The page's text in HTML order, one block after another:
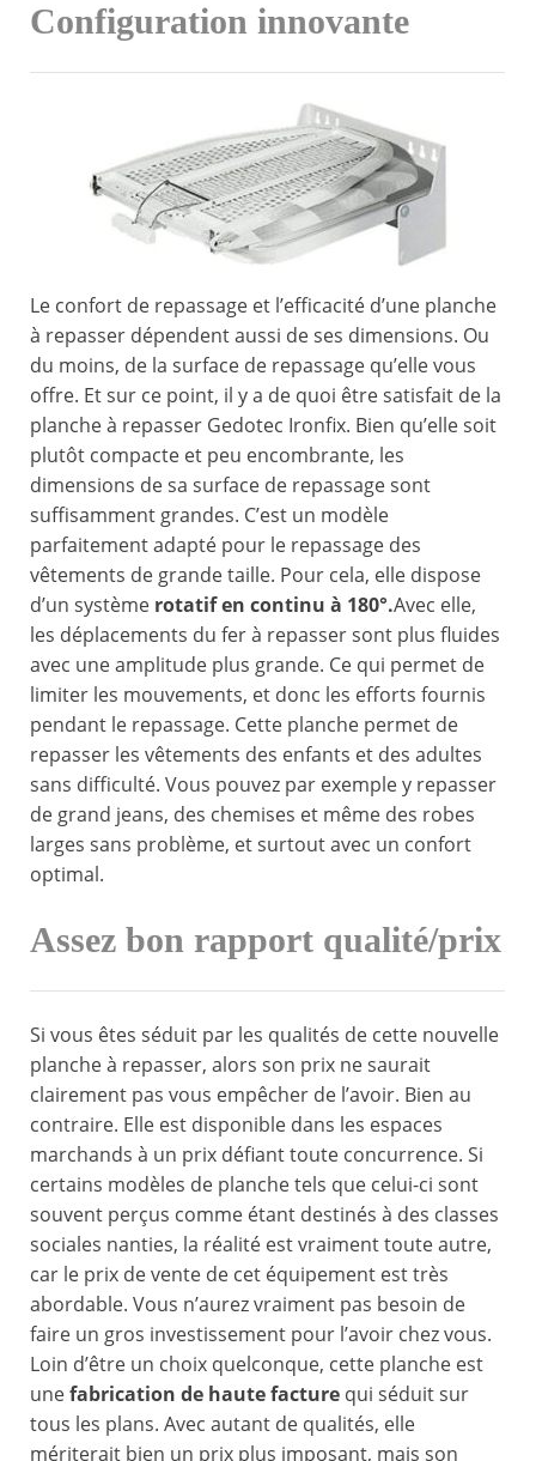
Configuration innovante
Le confort de repassage et l’efficacité d’une planche
à repasser dépendent aussi de ses dimensions. Ou
du moins, de la surface de repassage qu’elle vous
offre. Et sur ce point, il y a de quoi être satisfait de la
planche à repasser Gedotec Ironfix. Bien qu’elle soit
plutôt compacte et peu encombrante, les
dimensions de sa surface de repassage sont
suffisamment grandes. C’est un modèle
parfaitement adapté pour le repassage des
vêtements de grande taille. Pour cela, elle dispose
d’un système rotatif en continu à 180°.Avec elle,
les déplacements du fer à repasser sont plus fluides
avec une amplitude plus grande. Ce qui permet de
limiter les mouvements, et donc les efforts fournis
pendant le repassage. Cette planche permet de
repasser les vêtements des enfants et des adultes
sans difficulté. Vous pouvez par exemple y repasser
de grand jeans, des chemises et même des robes
larges sans problème, et surtout avec un confort
optimal.
Assez bon rapport qualité/prix
Si vous êtes séduit par les qualités de cette nouvelle
planche à repasser, alors son prix ne saurait
clairement pas vous empêcher de l’avoir. Bien au
contraire. Elle est disponible dans les espaces
marchands à un prix défiant toute concurrence. Si
certains modèles de planche tels que celui-ci sont
souvent perçus comme étant destinés à des classes
sociales nanties, la réalité est vraiment toute autre,
car le prix de vente de cet équipement est très
abordable. Vous n’aurez vraiment pas besoin de
faire un gros investissement pour l’avoir chez vous.
Loin d’être un choix quelconque, cette planche est
unefabrication de haute facture qui séduit sur
tous les plans. Avec autant de qualités, elle
mériterait bien un prix plus imposant, mais son